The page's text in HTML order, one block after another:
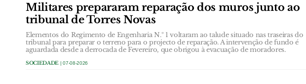
Militares prepararam reparação dos muros junto ao
tribunal de Torres Novas
Elementos do Regimento de Engenharia N.º 1 voltaram ao talude situado nas traseiras do
tribunal para preparar o terreno para o projecto de reparação. A intervenção de fundo é
aguardada desde a derrocada de Fevereiro, que obrigou à evacuação de moradores.
SOCIEDADE | 07-08-2026